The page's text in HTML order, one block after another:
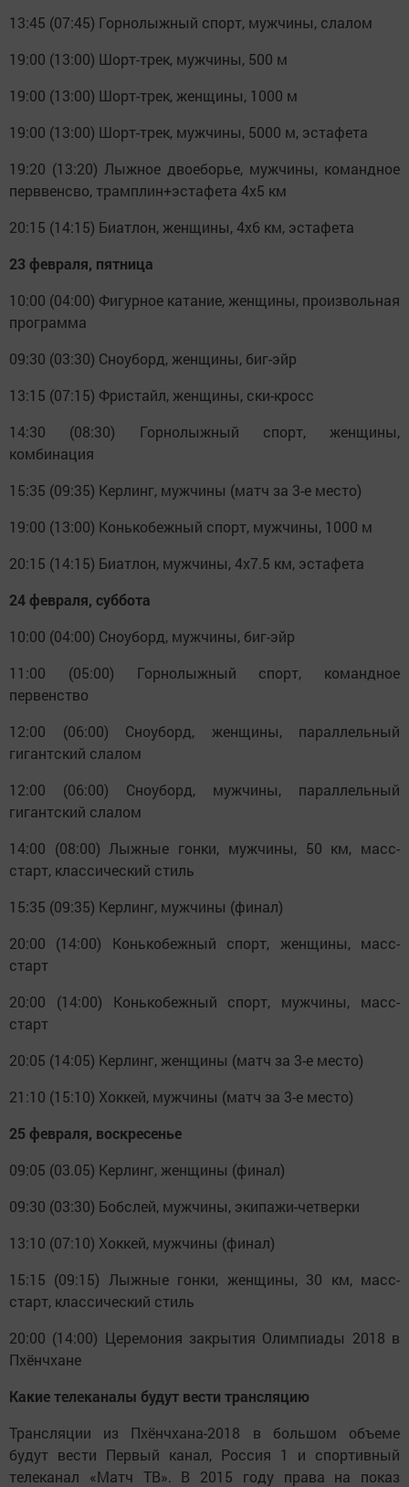
13:45 (07:45) Горнолыжный спорт, мужчины, слалом
19:00 (13:00) Шорт-трек, мужчины, 500 м
19:00 (13:00) Шорт-трек, женщины, 1000 м
19:00 (13:00) Шорт-трек, мужчины, 5000 м, эстафета
19:20 (13:20) Лыжное двоеборье, мужчины, командное
перввенсво, трамплин+эстафета 4x5 км
20:15 (14:15) Биатлон, женщины, 4х6 км, эстафета
23 февраля, пятница
10:00 (04:00) Фигурное катание, женщины, произвольная
программа
09:30 (03:30) Сноуборд, женщины, биг-эйр
13:15 (07:15) Фристайл, женщины, ски-кросс
14:30 (08:30) Горнолыжный спорт, женщины,
комбинация
15:35 (09:35) Керлинг, мужчины (матч за 3-е место)
19:00 (13:00) Конькобежный спорт, мужчины, 1000 м
20:15 (14:15) Биатлон, мужчины, 4х7.5 км, эстафета
24 февраля, суббота
10:00 (04:00) Сноуборд, мужчины, биг-эйр
11:00 (05:00) Горнолыжный спорт, командное
первенство
12:00 (06:00) Сноуборд, женщины, параллельный
гигантский слалом
12:00 (06:00) Сноуборд, мужчины, параллельный
гигантский слалом
14:00 (08:00) Лыжные гонки, мужчины, 50 км, масс-
старт, классический стиль
15:35 (09:35) Керлинг, мужчины (финал)
20:00 (14:00) Конькобежный спорт, женщины, масс-
старт
20:00 (14:00) Конькобежный спорт, мужчины, масс-
старт
20:05 (14:05) Керлинг, женщины (матч за 3-е место)
21:10 (15:10) Хоккей, мужчины (матч за 3-е место)
25 февраля, воскресенье
09:05 (03.05) Керлинг, женщины (финал)
09:30 (03:30) Бобслей, мужчины, экипажи-четверки
13:10 (07:10) Хоккей, мужчины (финал)
15:15 (09:15) Лыжные гонки, женщины, 30 км, масс-
старт, классический стиль
20:00 (14:00) Церемония закрытия Олимпиады 2018 в
Пхёнчхане
Какие телеканалы будут вести трансляцию
Трансляции из Пхёнчхана-2018 в большом объеме
будут вести Первый канал, Россия 1 и спортивный
телеканал «Матч ТВ». В 2015 году права на показ